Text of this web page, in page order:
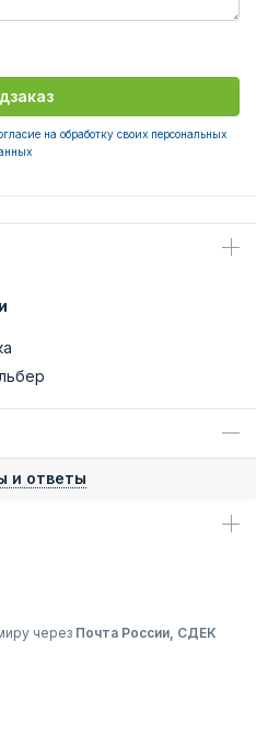
на обработку своих персональных
и ответы
через Почта России, СДЕК